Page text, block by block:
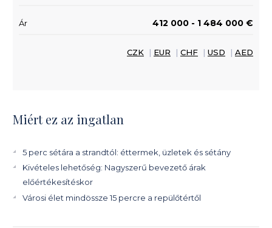
Miért ez az ingatlan
5 perc sétára a strandtól: éttermek, üzletek és sétány
Kivételes lehetőség: Nagyszerű bevezető árak
előértékesítéskor
Városi élet mindössze 15 percre a repülőtértől
Ár 412 000 - 1 484 000 €
CZK | EUR | CHF | USD | AED